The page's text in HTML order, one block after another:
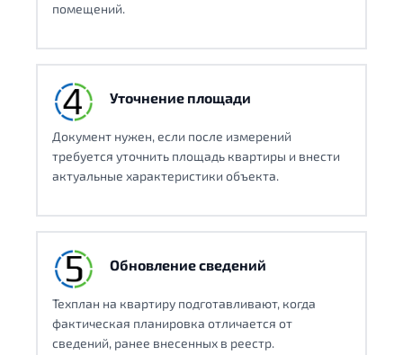
помещений.
Уточнение площади
Документ нужен, если после измерений
требуется уточнить площадь квартиры и внести
актуальные характеристики объекта.
Обновление сведений
Техплан на квартиру подготавливают, когда
фактическая планировка отличается от
сведений, ранее внесенных в реестр.